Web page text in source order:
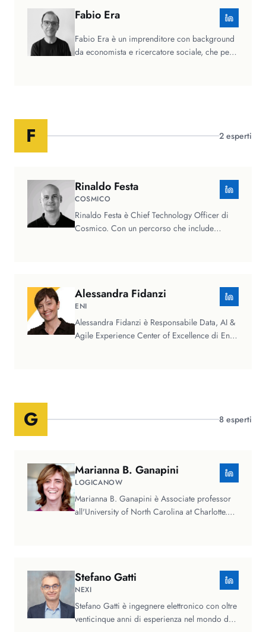
Fabio Era
Fabio Era è un imprenditore con background
da economista e ricercatore sociale, che per
F 2 esperti
Rinaldo Festa
COSMICO
Rinaldo Festa è Chief Technology Officer di
Cosmico. Con un percorso che include
Alessandra Fidanzi
ENI
Alessandra Fidanzi è Responsabile Data, AI &
Agile Experience Center of Excellence di Eni e
G 8 esperti
Marianna B. Ganapini
LOGICANOW
Marianna B. Ganapini è Associate professor
all'University of North Carolina at Charlotte.
StefanoGatti
NEXI
Stefano Gatti è ingegnere elettronico con oltre
venticinque anni di esperienza nel mondo dei